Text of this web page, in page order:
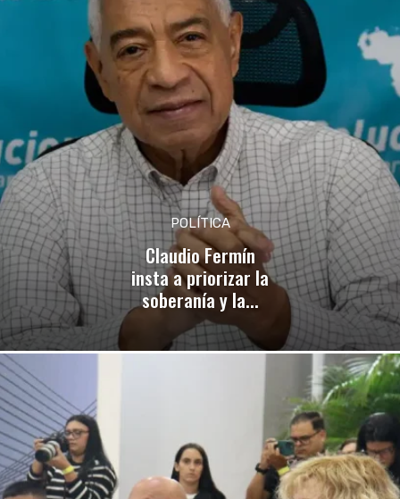
POLÍTICA
Claudio Fermín
insta a priorizar la
soberanía y la...